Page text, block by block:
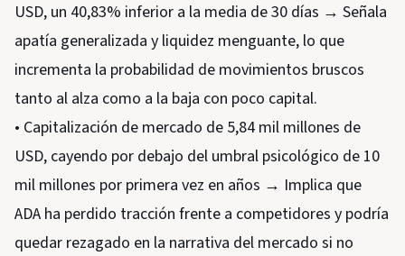
USD, un 40,83% inferior a la media de 30 días → Señala
apatía generalizada y liquidez menguante, lo que
incrementa la probabilidad de movimientos bruscos
tanto al alza como a la baja con poco capital.
• Capitalización de mercado de 5,84 mil millones de
USD, cayendo por debajo del umbral psicológico de 10
mil millones por primera vez en años → Implica que
ADA ha perdido tracción frente a competidores y podría
quedar rezagado en la narrativa del mercado si no